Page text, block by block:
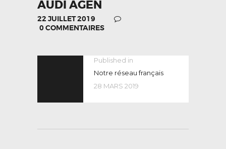
AUDI AGEN
22 JUILLET 2019
0 COMMENTAIRES
NAVIGATION
Published in
post:
Notre réseau français
28 MARS 2019